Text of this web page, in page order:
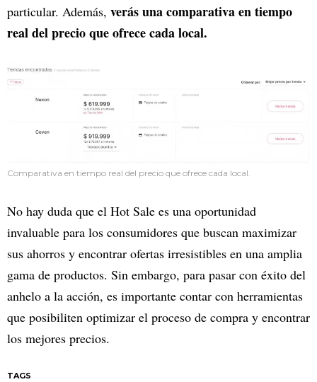
particular. Además, verás una comparativa en tiempo
real del precio que ofrece cada local.
Comparativa en tiempo real del precio que ofrece cada local.
No hay duda que el Hot Sale es una oportunidad
invaluable para los consumidores que buscan maximizar
sus ahorros y encontrar ofertas irresistibles en una amplia
gama de productos. Sin embargo, para pasar con éxito del
anhelo a la acción, es importante contar con herramientas
que posibiliten optimizar el proceso de compra y encontrar
los mejores precios.
TAGS